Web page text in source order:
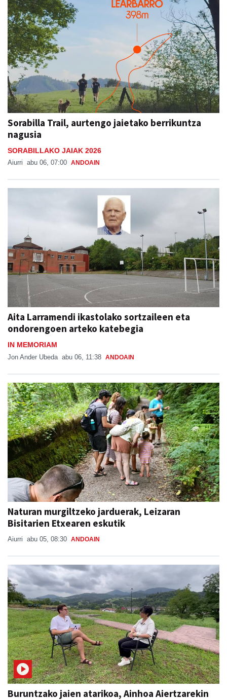
Sorabilla Trail, aurtengo jaietako berrikuntza
nagusia
SORABILLAKO JAIAK 2026
Aiurri abu 06, 07:00 ANDOAIN
Aita Larramendi ikastolako sortzaileen eta
ondorengoen arteko katebegia
IN MEMORIAM
Jon Ander Ubeda abu 06, 11:38 ANDOAIN
Naturan murgiltzeko jarduerak, Leizaran
Bisitarien Etxearen eskutik
Aiurri abu 05, 08:30 ANDOAIN
Buruntzako jaien atarikoa, Ainhoa Aiertzarekin